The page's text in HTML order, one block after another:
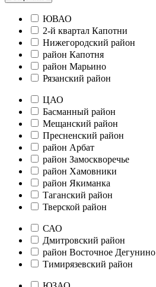
ЮВАО
2-й квартал Капотни
Нижегородский район
район Капотня
район Марьино
Рязанский район
ЦАО
Басманный район
Мещанский район
Пресненский район
район Арбат
район Замоскворечье
район Хамовники
район Якиманка
Таганский район
Тверской район
САО
Дмитровский район
район Восточное Дегунино
Тимирязевский район